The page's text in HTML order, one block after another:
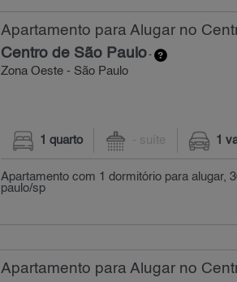
Apartamento para Alugar no
Centro de São Paulo-
Zona Oeste - São Paulo
1 quarto - suíte 1
Apartamento com 1 dormitório para alugar,
paulo/sp
Apartamento para Alugar no